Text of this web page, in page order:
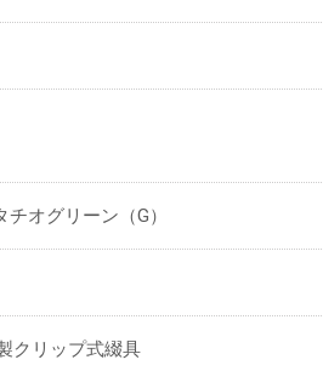
オグリーン（G）
クリップ式綴具